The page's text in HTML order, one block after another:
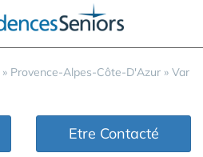
» Provence-Alpes-Côte-D'Azur » Var
Etre Contacté